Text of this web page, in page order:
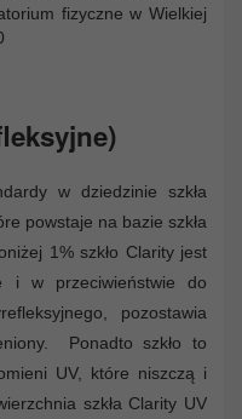
fizyczne w Wielkiej
w dziedzinie szkła
powstaje na bazie szkła
1% szkło Clarity jest
i w przeciwieństwie do
pozostawia
Ponadto szkło to
UV, które niszczą i
szkła Clarity UV